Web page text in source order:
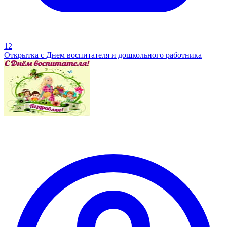
12
Открытка с Днем воспитателя и дошкольного работника